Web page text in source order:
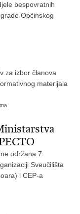
bespovratnih
Općinskog
za izbor članova
materijala
održana 7.
Sveučilišta
i CEP-a